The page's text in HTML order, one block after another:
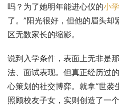
吗？为了她明年能进心仪的小学
了。”阳光很好，但他的眉头
区无数家长的缩影。
说到入学条件，表面上无非是
法、面试表现。但真正经历过
心策划的社交博弈。就拿“世袭
照顾校友子女，实则创造了一